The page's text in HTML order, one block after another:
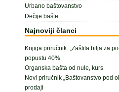
Urbano baštovanstvo
Dečije bašte
Najnoviji članci
Knjiga priručnik: „Zaštita bilja za
popustu 40%
Organska bašta od nule, kurs
Novi priručnik „Baštovanstvo pod
prodaji